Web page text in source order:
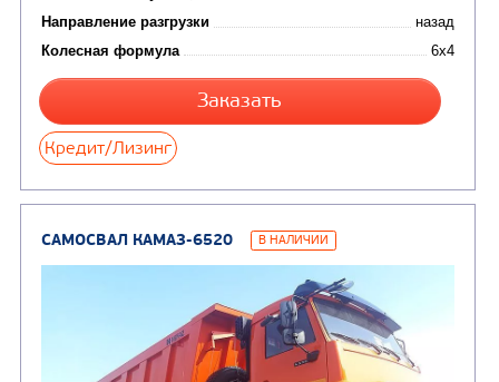
АВТОБУСЫ
Вахтовые автобусы
АВТОЦИСТЕРНЫ
Автотопливозаправщики
CHAMELEON (г. Егорьевск)(8)
Молоковозы, водовозы
Автогудронаторы(8)
КОММУНАЛЬНАЯ
Комбинированные
машины
Илососные машины
Каналопромывочные
Комбинированные
Мусоровозы